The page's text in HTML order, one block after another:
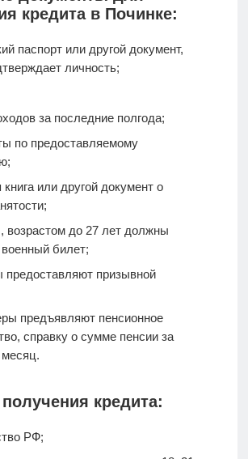
кредита в Починке:
паспорт или другой документ,
личность;
за последние полгода;
по предоставляемому
книга или другой документ о
возрастом до 27 лет должны
билет;
предоставляют призывной
предъявляют пенсионное
справку о сумме пенсии за
кредита:
РФ;